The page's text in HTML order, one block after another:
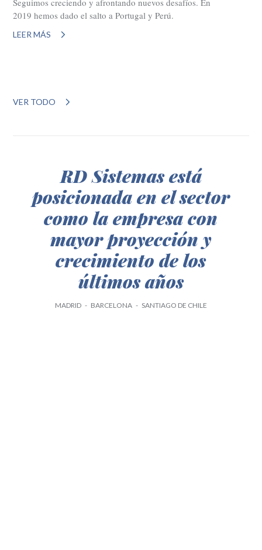
Seguimos creciendo y afrontando nuevos desafíos. En
2019 hemos dado el salto a Portugal y Perú.
LEER MÁS
VER TODO
RD Sistemas está
posicionada en el sector
como la empresa con
mayor proyección y
crecimiento de los
últimos años
MADRID - BARCELONA - SANTIAGO DE CHILE